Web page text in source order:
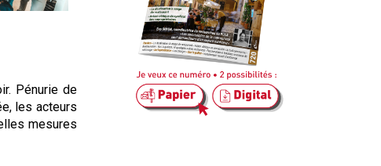
Pénurie de
les acteurs
mesures